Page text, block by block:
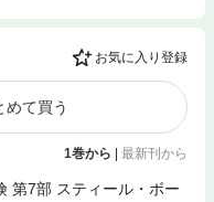
お気に入り登録
めて買う
1巻から 最新刊から
第7部 スティール・ボー